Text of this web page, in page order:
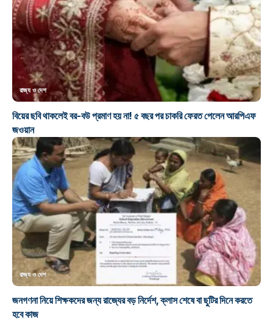
রাজ্য ও দেশ
বিয়ের ছবি থাকলেই বর-বউ প্রমাণ হয় না! ৫ বছর পর চাকরি ফেরত পেলেন আরপিএফ
জওয়ান
রাজ্য ও দেশ
জনগণনা নিয়ে শিক্ষকদের জন্য রাজ্যের বড় নির্দেশ, ক্লাস শেষে বা ছুটির দিনে করতে
হবে কাজ